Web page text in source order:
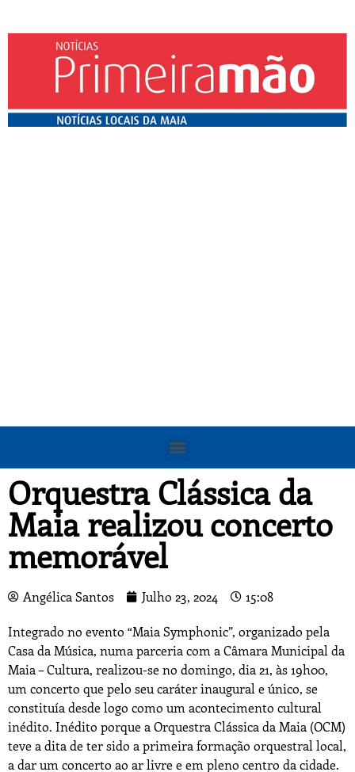
Orquestra Clássica da
Maia realizou concerto
memorável
Angélica Santos Julho 23, 2024 15:08
Integrado no evento “Maia Symphonic”, organizado pela
Casa da Música, numa parceria com a Câmara Municipal da
Maia – Cultura, realizou-se no domingo, dia 21, às 19h00,
um concerto que pelo seu caráter inaugural e único, se
constituía desde logo como um acontecimento cultural
inédito. Inédito porque a Orquestra Clássica da Maia (OCM)
teve a dita de ter sido a primeira formação orquestral local,
a dar um concerto ao ar livre e em pleno centro da cidade.